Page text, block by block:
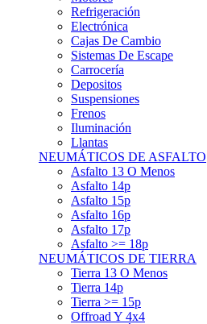
Electrónica
Cajas De Cambio
Sistemas De Escape
Carrocería
Depositos
Suspensiones
Frenos
Iluminación
Llantas
NEUMÁTICOS DE ASFALTO
Asfalto 13 O Menos
Asfalto 14p
Asfalto 15p
Asfalto 16p
Asfalto 17p
Asfalto >= 18p
NEUMÁTICOS DE TIERRA
Tierra 13 O Menos
Tierra 14p
Tierra >= 15p
Offroad Y 4x4
OTROS NEUMÁTICOS